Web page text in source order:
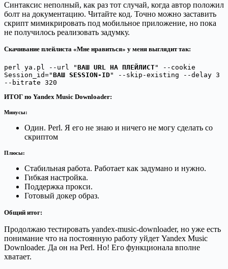
Синтаксис неполный, как раз тот случай, когда автор положил
болт на документацию. Читайте код. Точно можно заставить
скрипт мимикрировать под мобильное приложение, но пока
не получилось реализовать задумку.
Скачивание плейлиста «Мне нравиться» у меня выглядит так:
perl ya.pl --url "ВАШ URL НА ПЛЕЙЛИСТ" --cookie
Session_id="ВАШ SESSION-ID" --skip-existing --delay 3
--bitrate 320
ИТОГ по Yandex Music Downloader:
Минусы:
Один. Perl. Я его не знаю и ничего не могу сделать со
скриптом
Плюсы:
Стабильная работа. Работает как задумано и нужно.
Гибкая настройка.
Поддержка прокси.
Готовый докер образ.
Общий итог:
Продолжаю тестировать yandex-music-downloader, но уже есть
понимание что на постоянную работу уйдет Yandex Music
Downloader. Да он на Perl. Но! Его функционала вполне
хватает.